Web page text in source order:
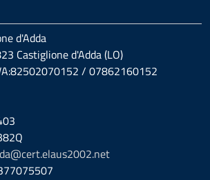
d'Adda
Castiglione d'Adda (LO)
/ 07862160152